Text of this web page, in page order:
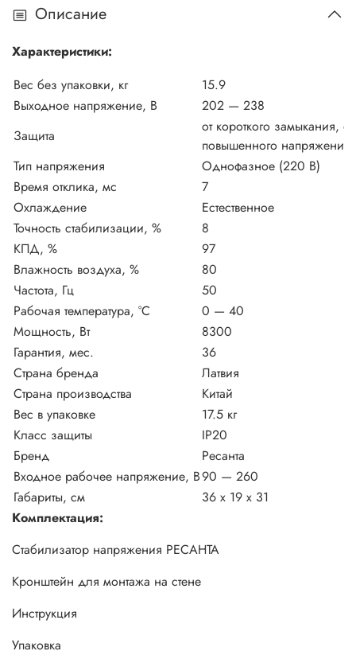
Описание
Характеристики:
Вес без упаковки, кг
15.9
Выходное напряжение, В
202 — 238
Защита
от короткого замыкания,
повышенного
Тип напряжения
Однофазное (220 В)
Время отклика, мс
7
Охлаждение
Естественное
Точность стабилизации, %
8
КПД, %
97
Влажность воздуха, %
80
Частота, Гц
50
Рабочая температура, °C
0 — 40
Мощность, Вт
8300
Гарантия, мес.
36
Страна бренда
Латвия
Страна производства
Китай
Вес в упаковке
17.5 кг
Класс защиты
IP20
Бренд
Ресанта
Входное рабочее напряжение, В90 — 260
Габариты, см
36 х 19 х 31
Комплектация:
Стабилизатор напряжения РЕСАНТА
Кронштейн для монтажа на стене
Инструкция
Упаковка